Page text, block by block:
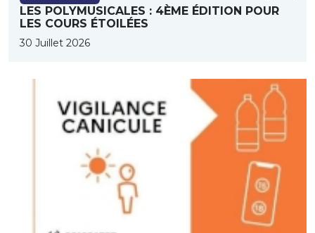
LES POLYMUSICALES : 4ÈME ÉDITION POUR
LES COURS ÉTOILÉES
30 Juillet 2026